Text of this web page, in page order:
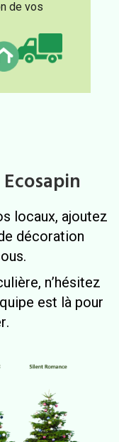
de vos
locaux, ajoutez
décoration
n’hésitez
est là pour